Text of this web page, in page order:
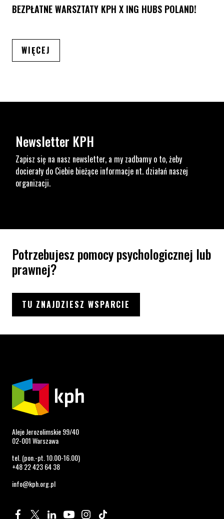
BEZPŁATNE WARSZTATY KPH X ING HUBS POLAND!
WIĘCEJ
Newsletter KPH
Zapisz się na nasz newsletter, a my zadbamy o to, żeby
docierały do Ciebie bieżące informacje nt. działań naszej
organizacji.
Potrzebujesz pomocy psychologicznej lub
prawnej?
TU ZNAJDZIESZ WSPARCIE
Aleje Jerozolimskie 99/40
02-001 Warszawa
tel. (pon.-pt. 10.00-16.00)
+48 22 423 64 38
info@kph.org.pl
Profil na Facebook. Strona otwiera się w nowym oknie.
Profil na Twitter. Strona otwiera się w nowym oknie.
Profil na LinkedIn. Strona otwiera się w nowym oknie.
Profil na YouTube. Strona otwiera się w nowym
Profil na Instagram. Strona otwiera się